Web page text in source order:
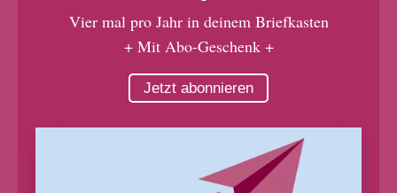
Vier mal pro Jahr in deinem Briefkasten
+ Mit Abo-Geschenk +
Jetzt abonnieren